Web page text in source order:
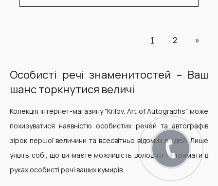
1 2 »
Особисті речі знаменитостей – Ваш
шанс торкнутися величі
Колекція інтернет-магазину "Krilov. Art of Autographs" може
похизуватися наявністю особистих речей та автографів
зірок першої величини та всесвітньо відомих людей. Лише
уявіть собі, що ви маєте можливість володіти та тримати в
руках особисті речі ваших кумирів.